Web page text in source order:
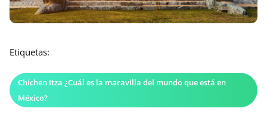
Etiquetas:
Chichen Itza ¿Cuál es la maravilla del mundo que está en
México?